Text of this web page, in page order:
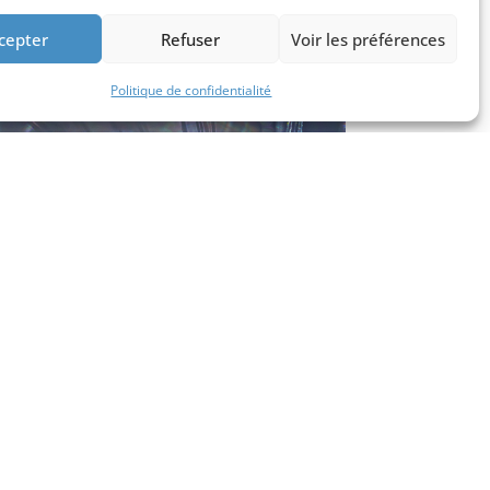
Refuser Voir les préférences
Politique de confidentialité